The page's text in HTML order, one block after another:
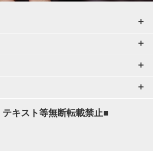
テキスト等無断転載禁止■